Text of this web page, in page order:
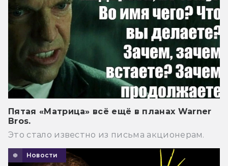
Пятая «Матрица» всё ещё в планах Warner
Bros.
Это стало известно из письма акционерам.
Новости